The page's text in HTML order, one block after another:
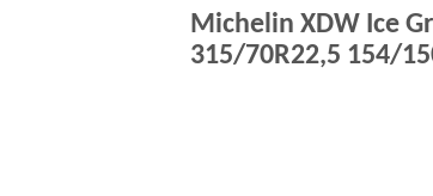
Michelin XDW Ice
315/70R22,5 154/